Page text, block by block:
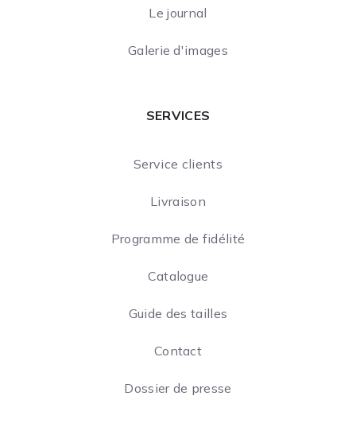
Le journal
Galerie d'images
SERVICES
Service clients
Livraison
Programme de fidélité
Catalogue
Guide des tailles
Contact
Dossier de presse